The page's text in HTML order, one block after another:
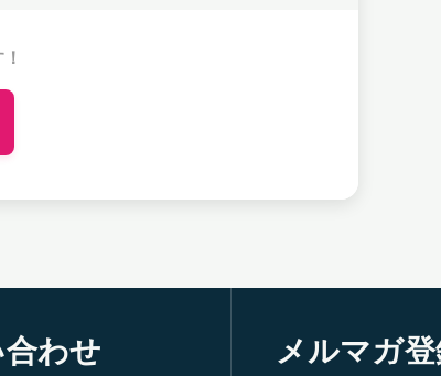
わせ メルマガ